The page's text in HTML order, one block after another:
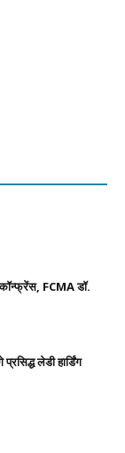
FCMA डॉ.
लेडी हार्डिंग